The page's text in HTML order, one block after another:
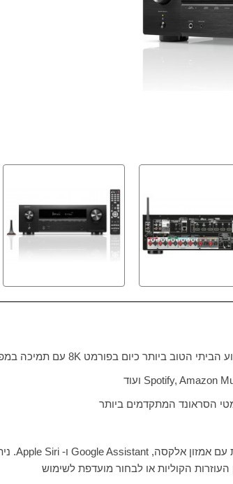
הביתי הטוב ביותר כיום בפורמט K8 עם תמיכה במפרטי
Spotify, Amazon ועוד
עם אמזון אלקסה, Google Assistant ו- Apple Siri
.
הקוליות או לבחור מועדפת לשימוש